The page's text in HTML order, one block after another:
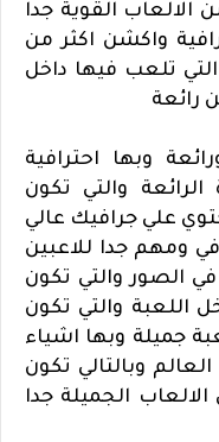
الالعاب القوية جدا
واكشن اكثر من
تلعب فيها داخل
رائعة
وبها احترافية
الرائعة والتي تكون
علي جرافيك عالي
ومهم جدا للاعبين
في الصور والتي تكون
اللعبة والتي تكون
جميلة وبها اشياء
وبالتالي تكون
الجميلة جدا